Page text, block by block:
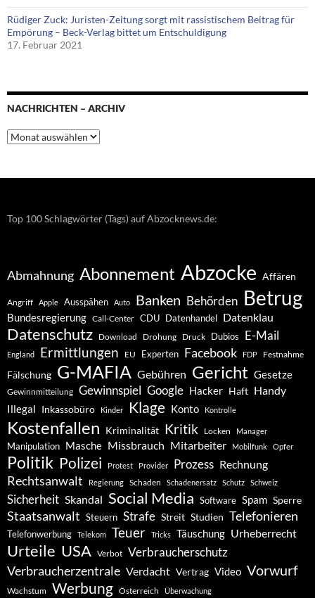
Rüdiger Zuck: Juristen-Zeitung sorgt mit rassistischem Beitrag für
Empörung – Beck-Verlag bittet um Entschuldigung
17. Februar 2021
NACHRICHTEN – ARCHIV
Nachrichten
–
Top 100 Schlagwörter (Tags) auf Abzocknews.de:
Abmahnung Abonnement Abzocke Affären
Angriff Apple Ausspähen Auto Banken Behörden Betrug
Bundesregierung Call-Center CDU Datenhandel Datenklau
Datenschutz Download Drohung Druck Dubios E-Mail
England Ermittlungen EU Experten Facebook FDP Festnahme
Fälschung G-MAFIA Gebühren Gericht Gesetze
Gewinnmitteilung Gewinnspiel Google Hacker Haft Handy
Illegal Inkassobüro Kinder Klage Konto Kontrolle
Kostenfallen Kriminalität Kritik Locken Manager
Manipulation Masche Missbrauch Mitarbeiter Mobilfunk Opfer
Politik Polizei Protest Provider Prozess Rechnung
Rechtsanwalt Regierung Schaden Schadenersatz Schutz Schweiz
Sicherheit Skandal Social Media Software Spam Sperre
Staatsanwalt Steuern Strafe Streit Studien Telefonieren
Telefonwerbung Telekom Teuer Tricks Täuschung Urheberrecht
Urteile USA Verbot Verbraucherschutz
Verbraucherzentrale Verdacht Vertrag Video Vorwurf
Wachstum Werbung Österreich Überwachung